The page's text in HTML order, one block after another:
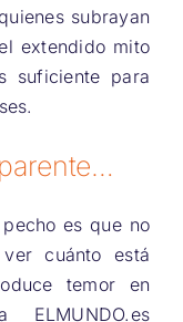
subrayan
extendido mito
suficiente para
es que no
cuánto está
temor en